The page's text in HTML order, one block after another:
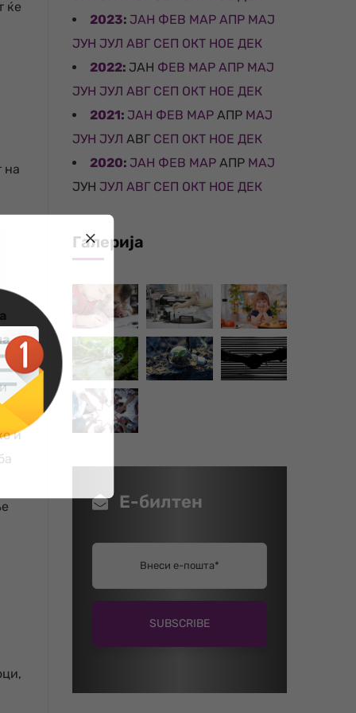
ќе
на
а
и
2023: ЈАН ФЕВ МАР АПР МАЈ
ЈУН ЈУЛ АВГ СЕП ОКТ НОЕ ДЕК
2022: ЈАН ФЕВ МАР АПР МАЈ
ЈУН ЈУЛ АВГ СЕП ОКТ НОЕ ДЕК
2021: ЈАН ФЕВ МАР АПР МАЈ
ЈУН ЈУЛ АВГ СЕП ОКТ НОЕ ДЕК
2020: ЈАН ФЕВ МАР АПР МАЈ
ЈУН ЈУЛ АВГ СЕП ОКТ НОЕ ДЕК
Галерија
Е-билтен